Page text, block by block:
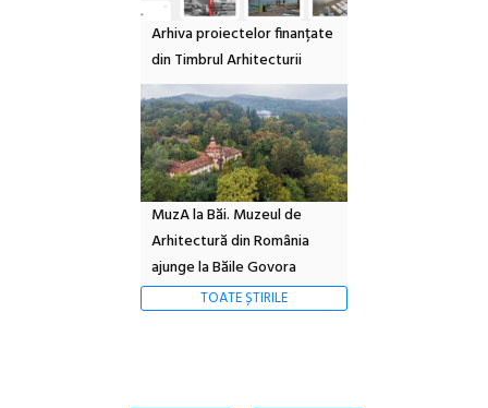
Arhiva proiectelor finanțate
din Timbrul Arhitecturii
MuzA la Băi. Muzeul de
Arhitectură din România
ajunge la Băile Govora
TOATE ȘTIRILE